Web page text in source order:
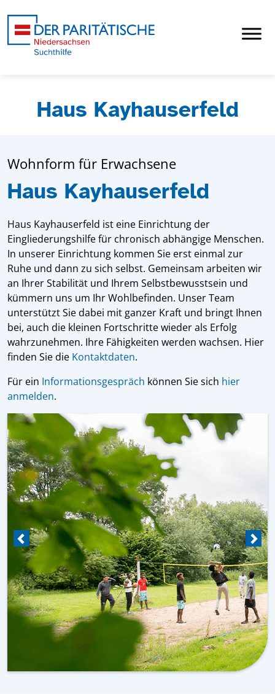
Haus Kayhauserfeld
Wohnform für Erwachsene
Haus Kayhauserfeld
Haus Kayhauserfeld ist eine Einrichtung der
Eingliederungshilfe für chronisch abhängige Menschen.
In unserer Einrichtung kommen Sie erst einmal zur
Ruhe und dann zu sich selbst. Gemeinsam arbeiten wir
an Ihrer Stabilität und Ihrem Selbstbewusstsein und
kümmern uns um Ihr Wohlbefinden. Unser Team
unterstützt Sie dabei mit ganzer Kraft und bringt Ihnen
bei, auch die kleinen Fortschritte wieder als Erfolg
wahrzunehmen. Ihre Fähigkeiten werden wachsen. Hier
finden Sie die Kontaktdaten.
Für ein Informationsgespräch können Sie sich hier
anmelden.